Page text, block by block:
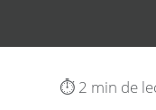
⏱️ 2 min de